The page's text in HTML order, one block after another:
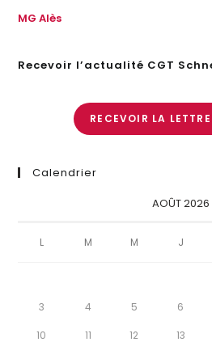
MG Alès
Recevoir l’actualité CGT
RECEVOIR LA
Calendrier
AOÛT 2026
L M M J
3 4 5 6
10 11 12 13